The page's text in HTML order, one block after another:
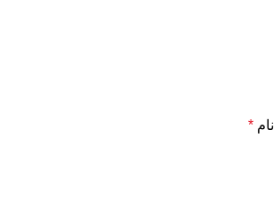
نام *